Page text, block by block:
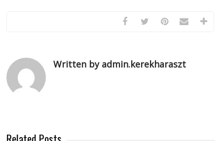
Written by admin.kerekharaszt